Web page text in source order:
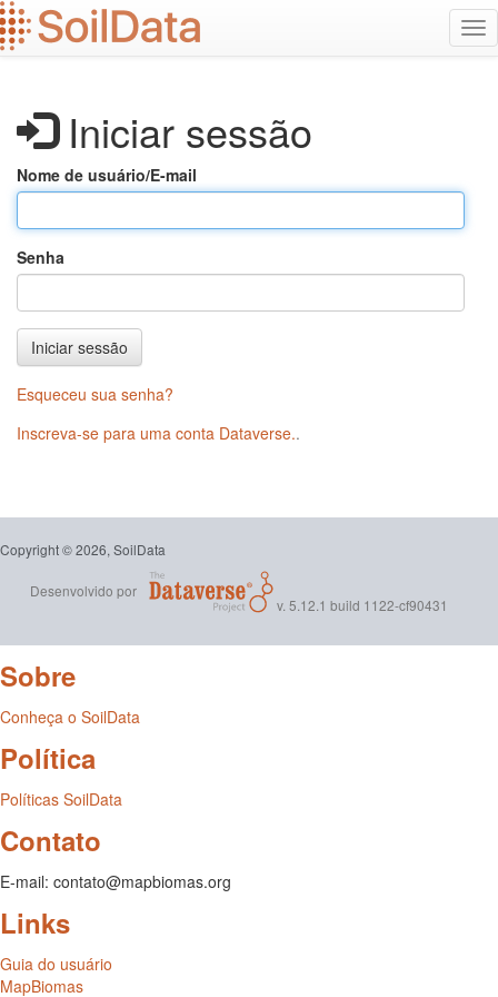
Ir
para
o
Iniciar sessão
Nome de usuário/E-mail
Senha
Iniciar sessão
Esqueceu sua senha?
Inscreva-se para uma conta Dataverse..
Copyright © 2026, SoilData
Desenvolvido por
v. 5.12.1 build 1122-cf90431
Sobre
Conheça o SoilData
Política
Políticas SoilData
Contato
E-mail: contato@mapbiomas.org
Links
Guia do usuário
MapBiomas